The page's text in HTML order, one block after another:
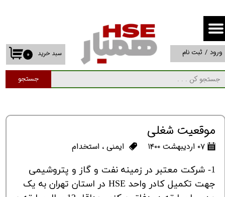
جستجو
۰ سبد خرید ورود / ثبت نام
حساب کاربری من
تغییر گذر واژه
سفارشات
موقعیت شغلی
۰۷ اردیبهشت ۱۴۰۰ ایمنی، استخدام
1- شرکت معتبر در زمینه نفت و گاز و پتروشیمی
جهت تکمیل کادر واحد HSE در استان تهران به یک